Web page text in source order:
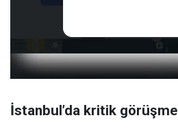
İstanbul’da kritik görüşme